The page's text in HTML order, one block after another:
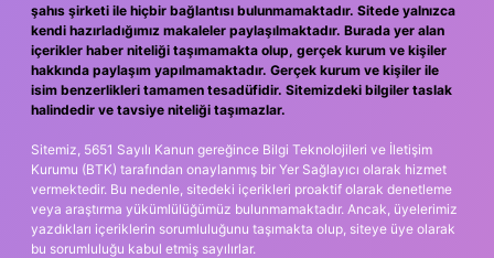
şahıs şirketi ile hiçbir bağlantısı bulunmamaktadır. Sitede yalnızca
kendi hazırladığımız makaleler paylaşılmaktadır. Burada yer alan
içerikler haber niteliği taşımamakta olup, gerçek kurum ve kişiler
hakkında paylaşım yapılmamaktadır. Gerçek kurum ve kişiler ile
isim benzerlikleri tamamen tesadüfidir. Sitemizdeki bilgiler taslak
halindedir ve tavsiye niteliği taşımazlar.
Sitemiz, 5651 Sayılı Kanun gereğince Bilgi Teknolojileri ve İletişim
Kurumu (BTK) tarafından onaylanmış bir Yer Sağlayıcı olarak hizmet
vermektedir. Bu nedenle, sitedeki içerikleri proaktif olarak denetleme
veya araştırma yükümlülüğümüz bulunmamaktadır. Ancak, üyelerimiz
yazdıkları içeriklerin sorumluluğunu taşımakta olup, siteye üye olarak
bu sorumluluğu kabul etmiş sayılırlar.